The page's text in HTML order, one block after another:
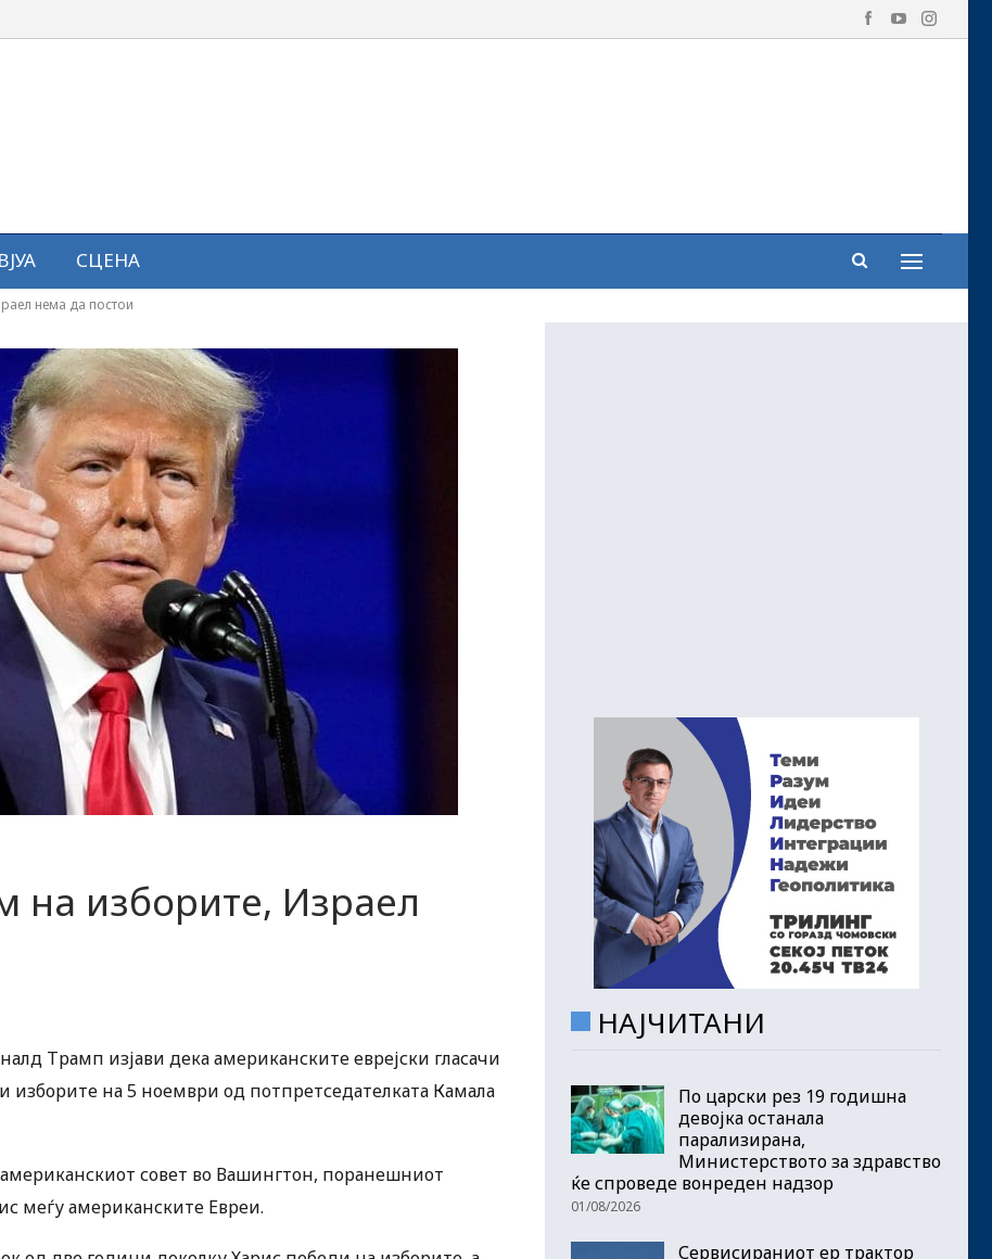
СЦЕНА
нема да постои
на изборите, Израел
Трамп изјави дека американските еврејски гласачи
изборите на 5 ноември од потпретседателката Камала
совет во Вашингтон, поранешниот
меѓу американските Евреи.
НАЈЧИТАНИ
По царски рез 19 годишна
девојка останала
парализирана,
Министерството за здравство
ќе спроведе вонреден надзор
01/08/2026
Сервисираниот ер трактор